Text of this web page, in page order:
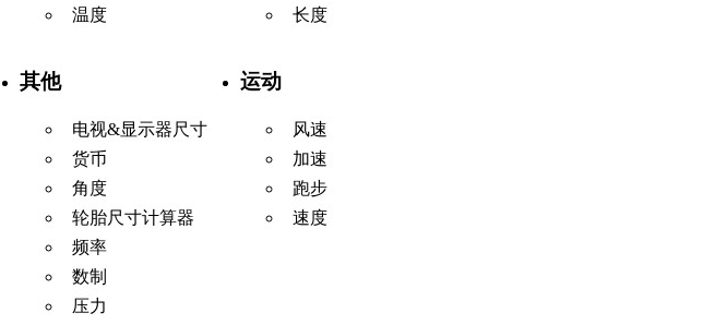
温度
其他
电视&显示器尺寸
货币
角度
轮胎尺寸计算器
频率
数制
压力
长度
运动
风速
加速
跑步
速度